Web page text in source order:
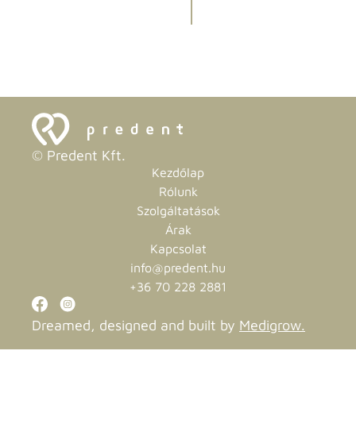
© Predent Kft.
Kezdőlap
Rólunk
Szolgáltatások
Árak
Kapcsolat
info@predent.hu
+36 70 228 2881
Dreamed, designed and built by Medigrow.